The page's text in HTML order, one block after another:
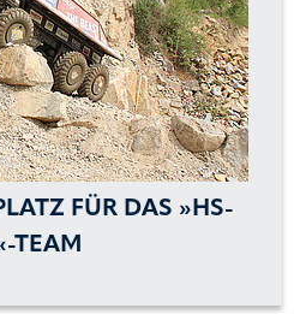
FÜR DAS »HS-
TEAM